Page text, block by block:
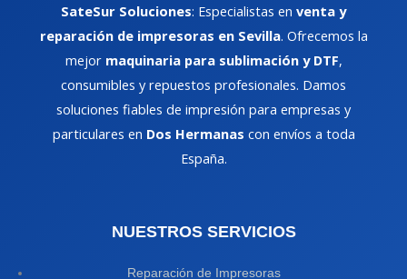
SateSur Soluciones: Especialistas en venta y
reparación de impresoras en Sevilla. Ofrecemos la
mejor maquinaria para sublimación y DTF,
consumibles y repuestos profesionales. Damos
soluciones fiables de impresión para empresas y
particulares en Dos Hermanas con envíos a toda
España.
NUESTROS SERVICIOS
Reparación de Impresoras